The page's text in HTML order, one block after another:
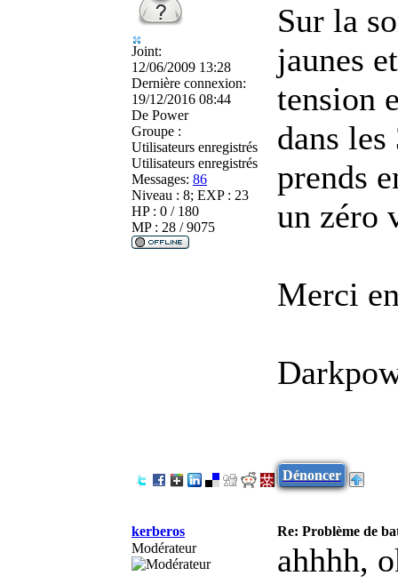
Joint:
12/06/2009 13:28
Dernière connexion:
19/12/2016 08:44
De Power
Groupe :
Utilisateurs enregistrés
Utilisateurs enregistrés
Messages: 86
Niveau : 8; EXP : 23
HP : 0 / 180
MP : 28 / 9075
Sur la
jaunes
tension
dans
prends
un zéro
Merci
Dénoncer
kerberos
Re: Problème de
Modérateur
ahhhh,